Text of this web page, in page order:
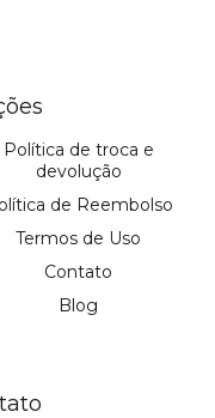
Política de troca e
devolução
de Reembolso
Termos de Uso
Contato
Blog